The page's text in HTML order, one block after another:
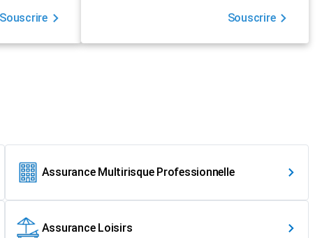
Souscrire
Souscrire
Assurance Multirisque Professionnelle
Assurance Loisirs